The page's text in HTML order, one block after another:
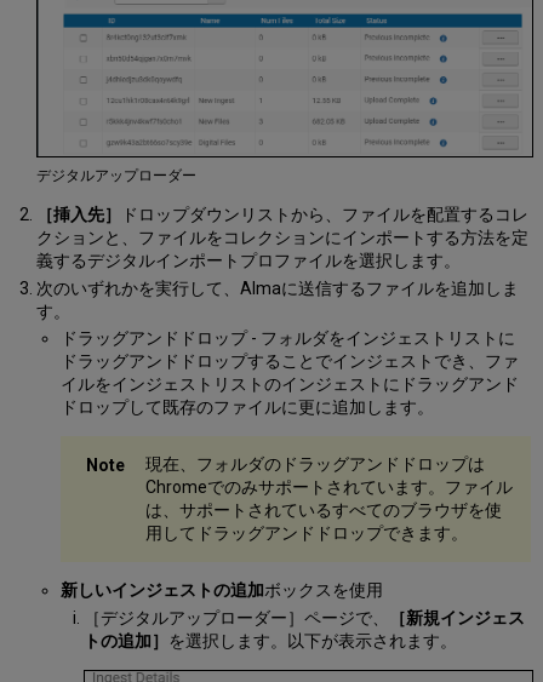
MODS
XML
コ
レ
ク
シ
ョ
ン
割
り
当
て
メ
タ
デ
ー
フ
ァ
備
CSV
の
Dublin
デジタルアップローダー
［挿入先］
ドロップダウンリストから、ファイルを配置するコレ
クションと、ファイルをコレクションにインポートする方法を定
義するデジタルインポートプロファイルを選択します。
次のいずれかを実行して、Almaに送信するファイルを追加しま
す。
ドラッグアンドドロップ - フォルダをインジェストリストに
ドラッグアンドドロップすることでインジェストでき、ファ
イルをインジェストリストのインジェストにドラッグアンド
ドロップして既存のファイルに更に追加します。
現在、フォルダのドラッグアンドドロップは
Chromeでのみサポートされています。ファイル
は、サポートされているすべてのブラウザを使
用してドラッグアンドドロップできます。
新しいインジェストの追加ボックスを使用
［デジタルアップローダー］ページで、
［新規インジェス
トの追加］
を選択します。以下が表示されます。